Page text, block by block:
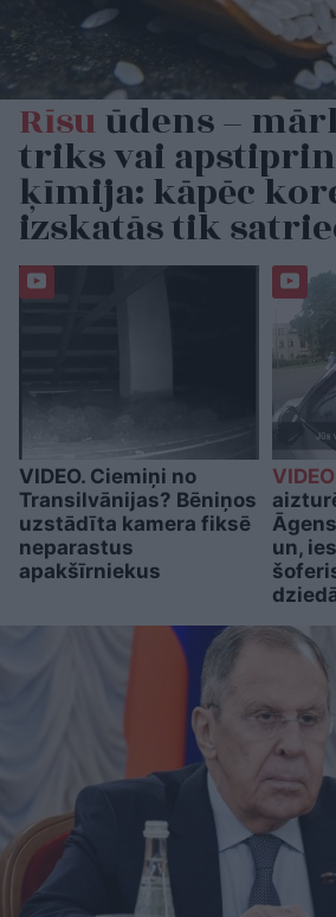
Rīsuūdens –
triks vai
ķīmija: kāpēc
izskatās tik
VIDEO. Ciemiņi no
Transilvānijas? Bēniņos
uzstādīta kamera fiksē
neparastus
apakšīrniekus
un,